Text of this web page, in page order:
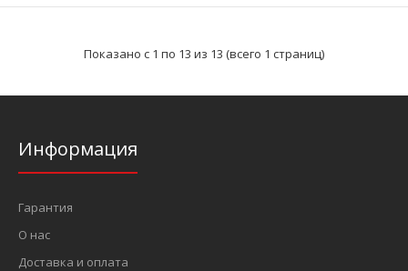
85 грн.
Показано с 1 по 13 из 13 (всего 1 страниц)
Информация
Гарантия
О нас
Доставка и оплата